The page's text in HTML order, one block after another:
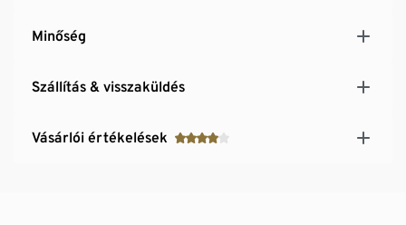
Minőség
Szállítás & visszaküldés
Vásárlói értékelések